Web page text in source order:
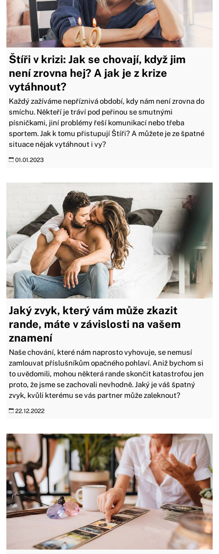
Štíři v krizi: Jak se chovají, když jim
není zrovna hej? A jak je z krize
vytáhnout?
Každý zažíváme nepříznivá období, kdy nám není zrovna do
smíchu. Někteří je tráví pod peřinou se smutnými
písničkami, jiní problémy řeší komunikací nebo třeba
sportem. Jak k tomu přistupují Štíři? A můžete je ze špatné
situace nějak vytáhnout i vy?
01.01.2023
Jaký zvyk, který vám může zkazit
rande, máte v závislosti na vašem
znamení
Naše chování, které nám naprosto vyhovuje, se nemusí
zamlouvat příslušníkům opačného pohlaví. Aniž bychom si
to uvědomili, mohou některá rande skončit katastrofou jen
proto, že jsme se zachovali nevhodně. Jaký je váš špatný
zvyk, kvůli kterému se vás partner může zaleknout?
22.12.2022